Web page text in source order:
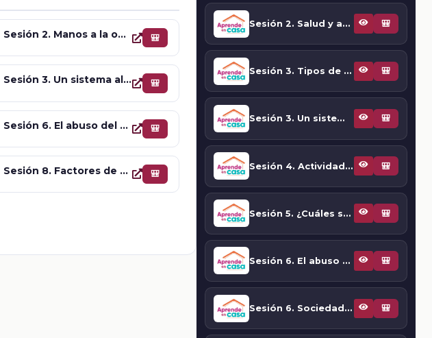
Sesión 2. Manos a la obra. Las adicciones 🎒
Sesión 3. Un sistema alterado 🎒
Sesión 6. El abuso del alcohol y del tabaco 🎒
Sesión 8. Factores de riesgo y factores de protección 🎒
Sesión 2. Salud y adicciones 🎒
Sesión 3. Tipos de drogas y sus efectos negativos 🎒
Sesión 3. Un sistema alterado 🎒
Sesión 4. Actividad 3: ¿Qué le pasa a nuestro cerebro? 🎒
Sesión 5. ¿Cuáles son los efectos en el cuerpo por el consumo de drogas? 🎒
Sesión 6. El abuso del alcohol y del tabaco 🎒
Sesión 6. Sociedad y consumo de drogas 🎒